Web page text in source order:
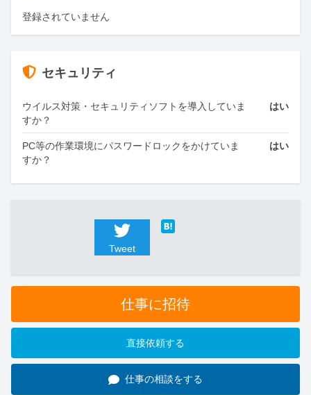
登録されていません
セキュリティ
ウイルス対策・セキュリティソフトを導入していま
すか？
はい
PC等の作業環境にパスワードロックをかけていま
すか？
はい
Tweet
仕事に招待
直接依頼する
仕事の相談をする